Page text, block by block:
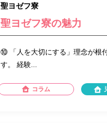
聖ヨゼフ寮
聖ヨゼフ寮の魅力
⑩ 「人を大切にする」理念が根
す。 経験...
コラム